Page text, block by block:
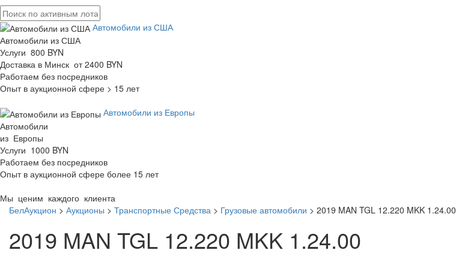
Автомобили из США
Автомобили из США
Услуги 800 BYN
Доставка в Минск от 2400 BYN
Работаем без посредников
Опыт в аукционной сфере > 15 лет
Автомобили из Европы
Автомобили
из Европы
Услуги 1000 BYN
Работаем без посредников
Опыт в аукционной сфере более 15 лет
Мы ценим каждого клиента
БелАукцион > Аукционы > Транспортные Средства > Грузовые автомобили > 2019 MAN TGL 12.220 MKK 1.24.00
2019 MAN TGL 12.220 MKK 1.24.00